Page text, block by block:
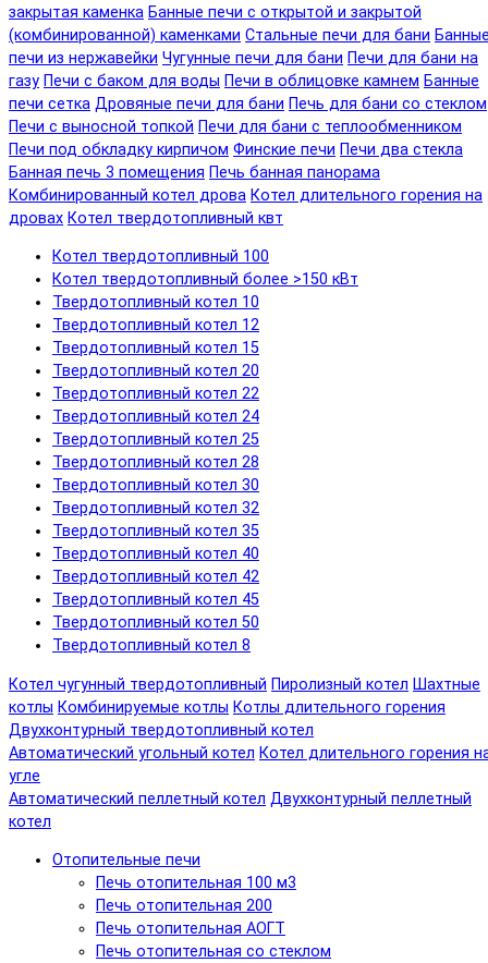
закрытая каменка Банные печи с открытой и закрытой
(комбинированной) каменками Стальные печи для бани
печи из нержавейки Чугунные печи для бани Печи для бани на
газу Печи с баком для воды Печи в облицовке камнем Банные
печи сетка Дровяные печи для бани Печь для бани со стеклом
Печи с выносной топкой Печи для бани с теплообменником
Печи под обкладку кирпичом Финские печи Печи два стекла
Банная печь 3 помещения Печь банная панорама
Комбинированный котел дрова Котел длительного горения на
дровах Котел твердотопливный квт
Котел твердотопливный 100
Котел твердотопливный более >150 кВт
Твердотопливный котел 10
Твердотопливный котел 12
Твердотопливный котел 15
Твердотопливный котел 20
Твердотопливный котел 22
Твердотопливный котел 24
Твердотопливный котел 25
Твердотопливный котел 28
Твердотопливный котел 30
Твердотопливный котел 32
Твердотопливный котел 35
Твердотопливный котел 40
Твердотопливный котел 42
Твердотопливный котел 45
Твердотопливный котел 50
Твердотопливный котел 8
Котел чугунный твердотопливный Пиролизный котел Шахтные
котлы Комбинируемые котлы Котлы длительного горения
Двухконтурный твердотопливный котел
Автоматический угольный котел Котел длительного горения
угле
Автоматический пеллетный котел Двухконтурный пеллетный
котел
Отопительные печи
Печь отопительная 100 м3
Печь отопительная 200
Печь отопительная АОГТ
Печь отопительная со стеклом